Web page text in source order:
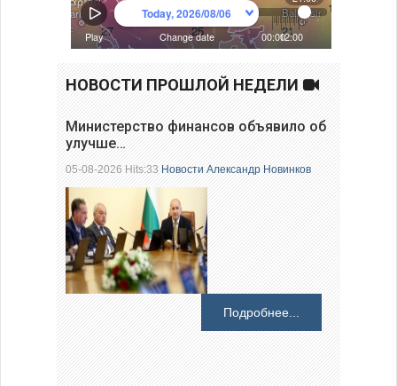
НОВОСТИ ПРОШЛОЙ НЕДЕЛИ
Министерство финансов объявило об
улучше…
05-08-2026 Hits:33Новости Александр Новинков
Подробнее...